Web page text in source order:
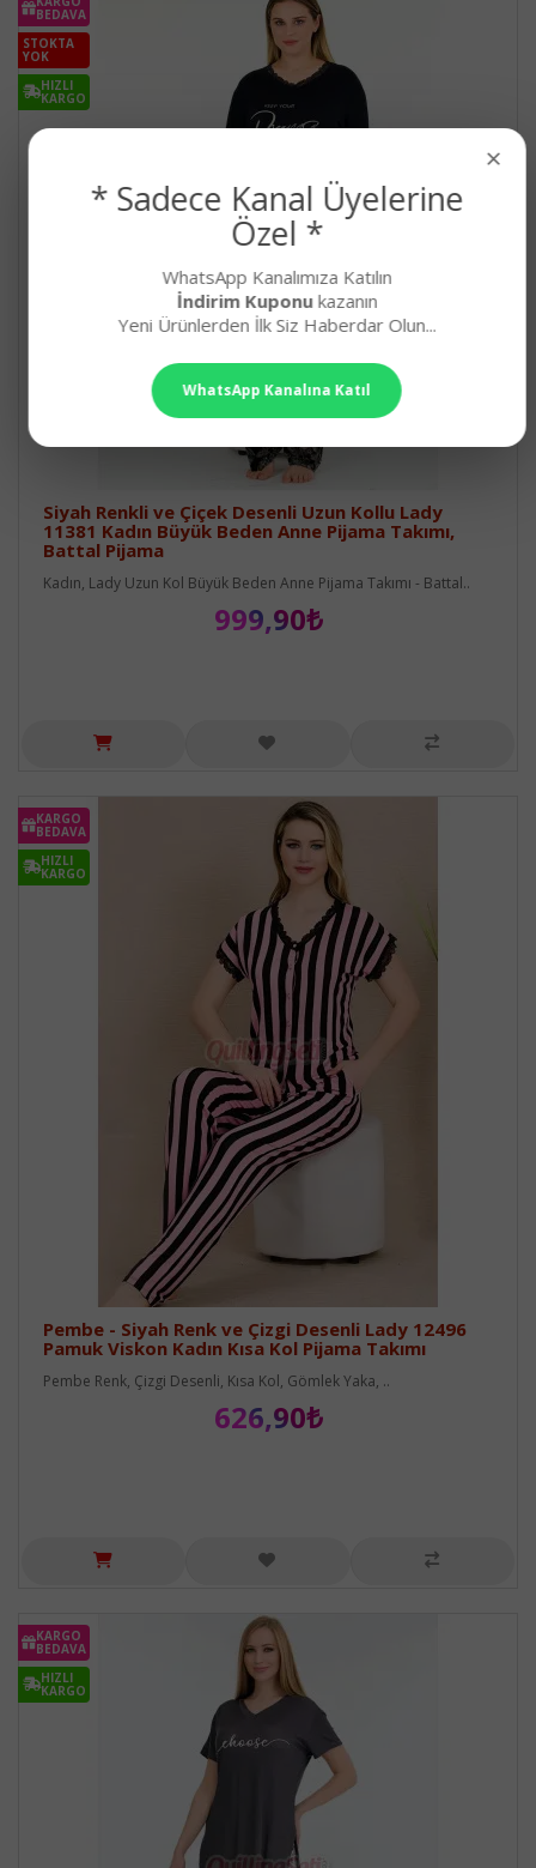
BEDAVA
STOKTA
YOK
HIZLI
KARGO
Siyah Renkli ve Çiçek Desenli Uzun Kollu Lady
11381 Kadın Büyük Beden Anne Pijama Takımı,
Battal Pijama
Kadın, Lady Uzun Kol Büyük Beden Anne Pijama Takımı - Battal..
999,90₺
KARGO
BEDAVA
HIZLI
KARGO
Pembe - Siyah Renk ve Çizgi Desenli Lady 12496
Pamuk Viskon Kadın Kısa Kol Pijama Takımı
Pembe Renk, Çizgi Desenli, Kısa Kol, Gömlek Yaka, ..
626,90₺
KARGO
BEDAVA
HIZLI
KARGO
×
* Sadece Kanal Üyelerine
Özel *
WhatsApp Kanalımıza Katılın
İndirim Kuponukazanın
Yeni Ürünlerden İlk Siz Haberdar Olun...
WhatsApp Kanalına Katıl